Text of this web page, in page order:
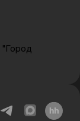
"Город